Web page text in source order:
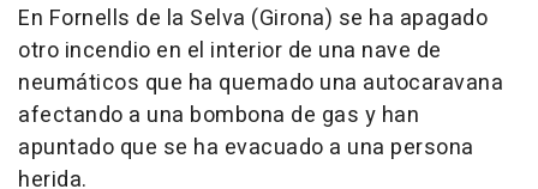
En Fornells de la Selva (Girona) se ha apagado
otro incendio en el interior de una nave de
neumáticos que ha quemado una autocaravana
afectando a una bombona de gas y han
apuntado que se ha evacuado a una persona
herida.